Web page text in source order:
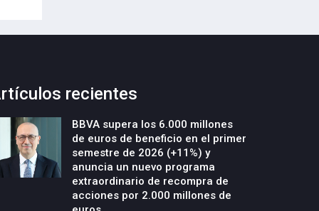
recientes
BBVA supera los 6.000 millones
de euros de beneficio en el primer
semestre de 2026 (+11%) y
anuncia un nuevo programa
extraordinario de recompra de
acciones por 2.000 millones de